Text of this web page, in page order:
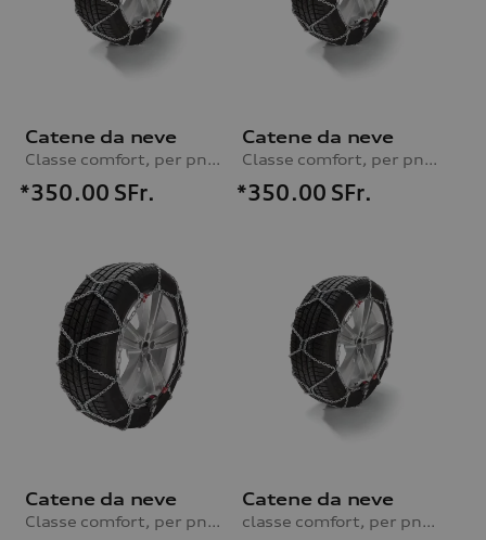
Catene da neve
Classe comfort, per pneumatici 255/60 R18|255/55 R19|265/50 R20|255/50 R20|285/40 R20
*350.00 SFr.
Catene da neve
Classe comfort, per pneumatici 265/55 R19|285/45 R20|265/50 R20
*350.00 SFr.
Catene da neve
Classe comfort, per pneumatici 255/50 R19|275/45 R19
Catene da neve
classe comfort, per pneumatici 235/65 R17|235/60 R18|235/55 R19